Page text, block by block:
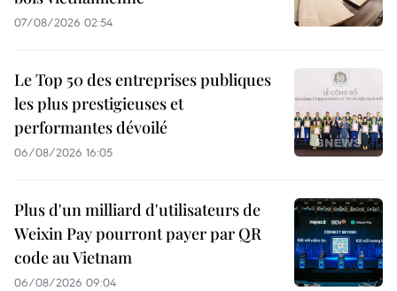
07/08/2026 02:54
Le Top 50 des entreprises publiques
les plus prestigieuses et
performantes dévoilé
06/08/2026 16:05
Plus d'un milliard d'utilisateurs de
Weixin Pay pourront payer par QR
code au Vietnam
06/08/2026 09:04